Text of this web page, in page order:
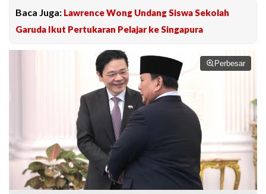
Baca Juga: Lawrence Wong Undang Siswa Sekolah
Garuda Ikut Pertukaran Pelajar ke Singapura
Perbesar